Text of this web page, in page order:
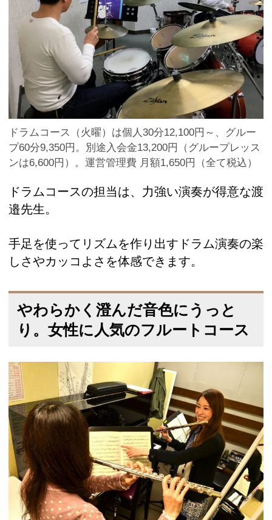
ドラムコース（火曜）は個人30分12,100円～、グルー
プ60分9,350円。別途入会金13,200円（グループレッス
ンは6,600円）。運営管理費 月額1,650円（全て税込）
ドラムコースの担当は、力強い演奏が得意な渡
邉先生。
手足を使ってリズムを作り出すドラム演奏の楽
しさやカッコよさを体感できます。
やわらかく澄んだ音色にうっと
り。女性に人気のフルートコース